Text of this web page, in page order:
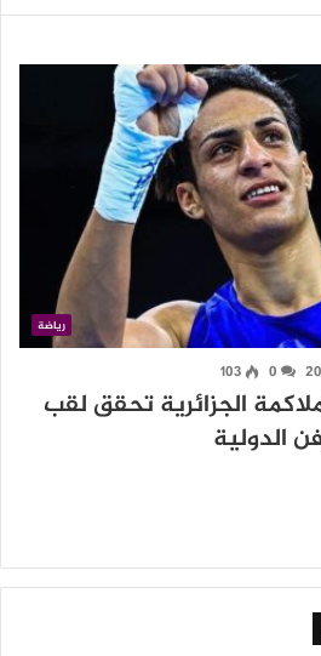
رياضة
103
الجزائرية تحقق لقب
الدولية